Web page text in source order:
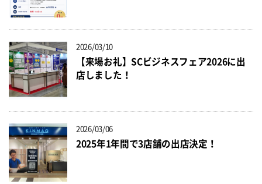
2026/03/10
【来場お礼】SCビジネスフェア2026に出
店しました！
2026/03/06
2025年1年間で3店舗の出店決定！